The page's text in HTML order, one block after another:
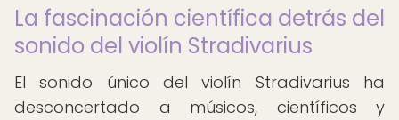
La fascinación científica detrás del
sonido del violín Stradivarius
El sonido único del violín Stradivarius ha
desconcertado a músicos, científicos y